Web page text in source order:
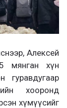
Алексей
мянган хүн
гуравдугаар
хооронд
хүмүүсийг